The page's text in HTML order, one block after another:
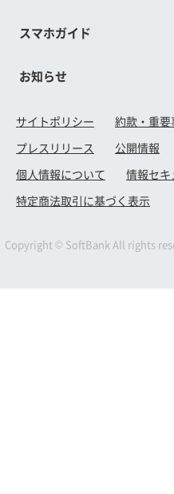
スマホガイド
お知らせ
サイトポリシー 約款・重要
プレスリリース
公開情報
個人情報について
情報セ
特定商法取引に基づく表示
Copyright © SoftBank All rights